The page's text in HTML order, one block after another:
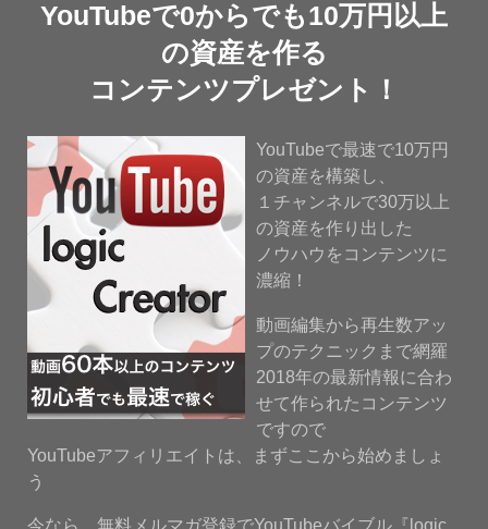
YouTubeで0からでも10万円以上
の資産を作る
コンテンツプレゼント！
YouTubeで最速で10万円
の資産を構築し、
１チャンネルで30万以上
の資産を作り出した
ノウハウをコンテンツに
濃縮！
動画編集から再生数アッ
プのテクニックまで網羅
2018年の最新情報に合わ
せて作られたコンテンツ
ですので
YouTubeアフィリエイトは、まずここから始めましょ
う
今なら、無料メルマガ登録でYouTubeバイブル『logic